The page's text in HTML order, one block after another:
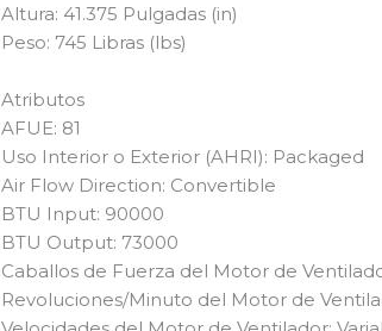
Altura: 41.375 Pulgadas (in)
Peso: 745 Libras (lbs)
Atributos
AFUE: 81
Uso Interior o Exterior (AHRI): Packaged
Air Flow Direction: Convertible
BTU Input: 90000
BTU Output: 73000
Caballos de Fuerza del Motor de
Revoluciones/Minuto del Motor de